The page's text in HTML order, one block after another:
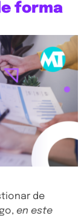
forma
de
en este